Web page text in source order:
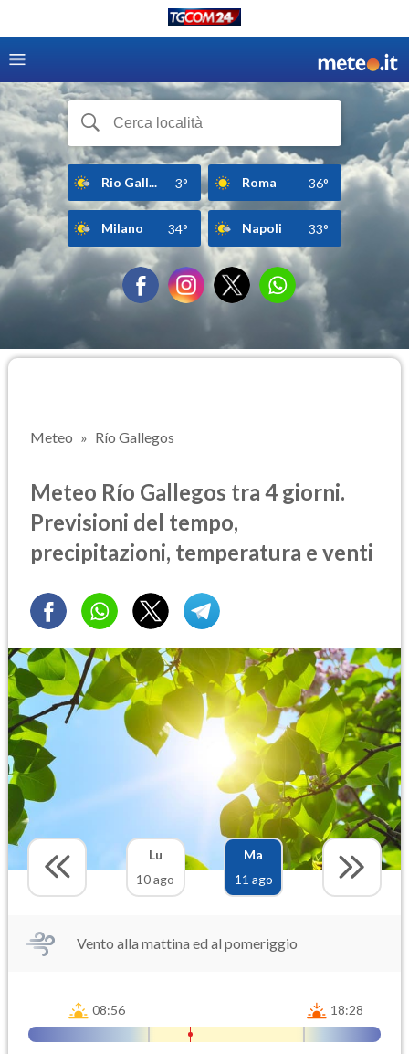
Rio Gall... 3° Roma 36°
Milano 34° Napoli 33°
Meteo Río Gallegos
Meteo Río Gallegos tra 4 giorni.
Previsioni del tempo,
precipitazioni, temperatura e venti
Lu
10 ago
Ma
11 ago
Vento alla mattina ed al pomeriggio
08:56 18:28